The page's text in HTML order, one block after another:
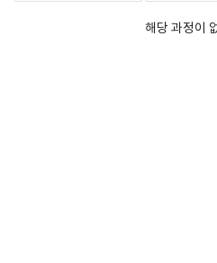
해당 과정이